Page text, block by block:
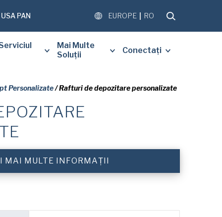
USA PAN EUROPE RO
Mai Multe
Soluții
Conectați
Personalizate/ Rafturi de depozitare personalizate
MAI MULTE INFORMAȚII
COMPLETAȚI
DE MAI JOS PENTRU A
O COPIE A
SOLICITAT.